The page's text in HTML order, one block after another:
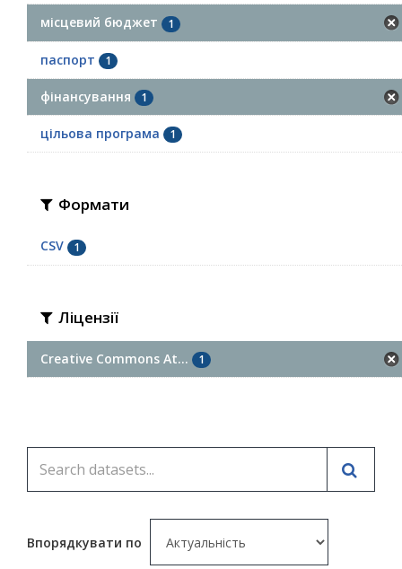
місцевий бюджет 1
паспорт 1
фінансування 1
цільова програма 1
Формати
CSV 1
Ліцензії
Creative Commons At... 1
Впорядкувати по